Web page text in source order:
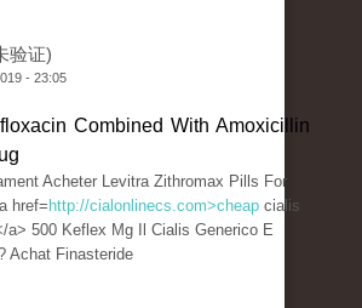
验证)
- 23:05
Combined With Amoxicillin
Acheter Levitra Zithromax Pills For
href=http://cialonlinecs.com>cheap cialis
a> 500 Keflex Mg Il Cialis Generico E
Achat Finasteride